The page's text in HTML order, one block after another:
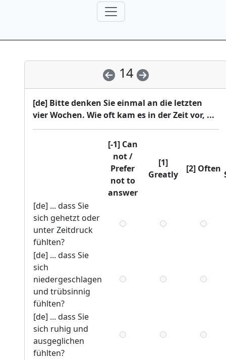
14
[de] Bitte denken Sie einmal an die letzten
vier Wochen. Wie oft kam es in der Zeit vor, ...
[-1] Can
not /
Prefer
not to
answer
[1]
Greatly
[2] Often
[de] ... dass Sie
sich gehetzt oder
unter Zeitdruck
fühlten?
[de] ... dass Sie
sich
niedergeschlagen
und trübsinnig
fühlten?
[de] ... dass Sie
sich ruhig und
ausgeglichen
fühlten?